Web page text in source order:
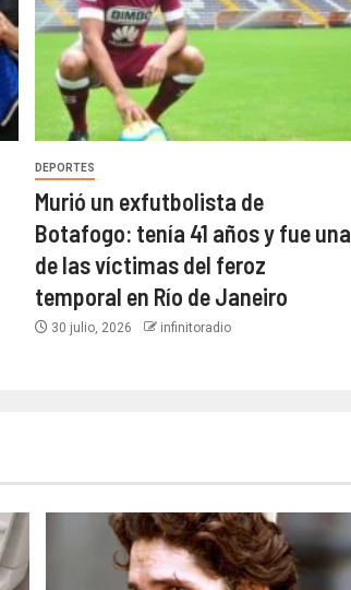
DEPORTES
Murió un exfutbolista de
Botafogo: tenía 41 años y fue una
de las víctimas del feroz
temporal en Río de Janeiro
30 julio, 2026 infinitoradio